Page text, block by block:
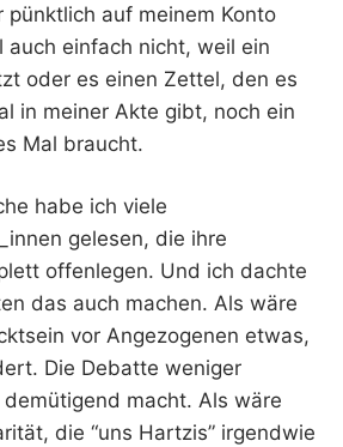
pünktlich auf meinem Konto
auch einfach nicht, weil ein
oder es einen Zettel, den es
in meiner Akte gibt, noch ein
Mal braucht.
habe ich viele
gelesen, die ihre
offenlegen. Und ich dachte
das auch machen. Als wäre
vor Angezogenen etwas,
Die Debatte weniger
macht. Als wäre
die “uns Hartzis” irgendwie